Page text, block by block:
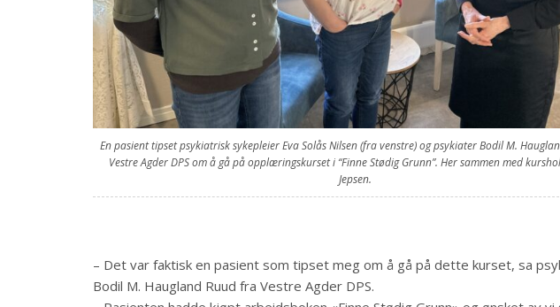
En pasient tipset psykiatrisk sykepleier Eva Solås Nilsen (fra venstre) og psykiater Bodil M.
Vestre Agder DPS om å gå på opplæringskurset i “Finne Stødig Grunn”. Her sammen med
Jepsen.
– Det var faktisk en pasient som tipset meg om å gå på dette kurset, sa
Bodil M. Haugland Ruud fra Vestre Agder DPS.